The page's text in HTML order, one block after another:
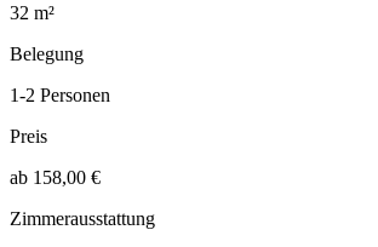
32 m²
Belegung
1-2 Personen
Preis
ab 158,00 €
Zimmerausstattung